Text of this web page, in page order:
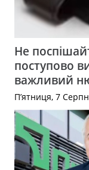
Не
поступово
важливий
П’ятниця, 7